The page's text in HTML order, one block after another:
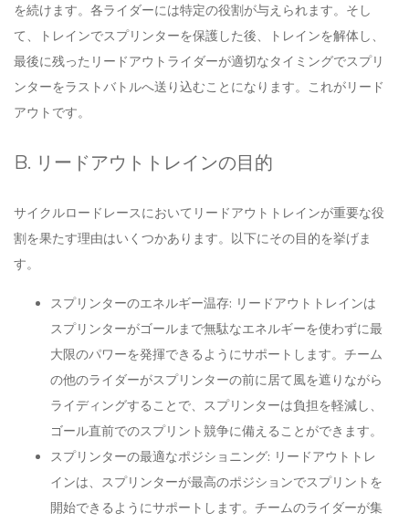
を続けます。各ライダーには特定の役割が与えられます。そし
て、トレインでスプリンターを保護した後、トレインを解体し、
最後に残ったリードアウトライダーが適切なタイミングでスプリ
ンターをラストバトルへ送り込むことになります。これがリード
アウトです。
B. リードアウトトレインの目的
サイクルロードレースにおいてリードアウトトレインが重要な役
割を果たす理由はいくつかあります。以下にその目的を挙げま
す。
スプリンターのエネルギー温存: リードアウトトレインは
スプリンターがゴールまで無駄なエネルギーを使わずに最
大限のパワーを発揮できるようにサポートします。チーム
の他のライダーがスプリンターの前に居て風を遮りながら
ライディングすることで、スプリンターは負担を軽減し、
ゴール直前でのスプリント競争に備えることができます。
スプリンターの最適なポジショニング: リードアウトトレ
インは、スプリンターが最高のポジションでスプリントを
開始できるようにサポートします。チームのライダーが集